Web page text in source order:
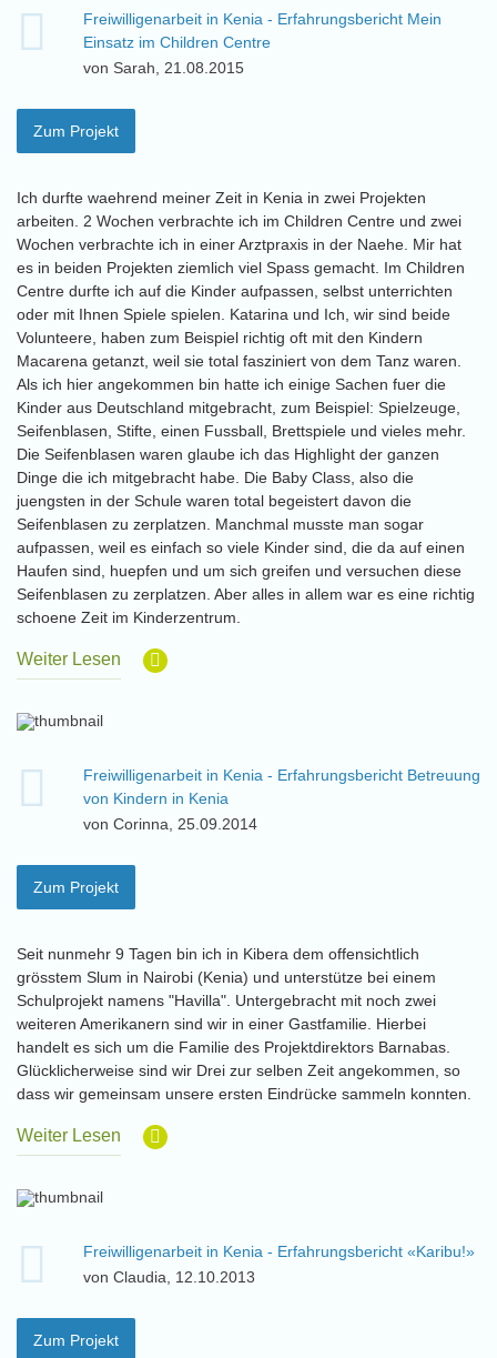
Freiwilligenarbeit in Kenia - Erfahrungsbericht Mein
Einsatz im Children Centre
von Sarah, 21.08.2015
Zum Projekt
Ich durfte waehrend meiner Zeit in Kenia in zwei Projekten
arbeiten. 2 Wochen verbrachte ich im Children Centre und zwei
Wochen verbrachte ich in einer Arztpraxis in der Naehe. Mir hat
es in beiden Projekten ziemlich viel Spass gemacht. Im Children
Centre durfte ich auf die Kinder aufpassen, selbst unterrichten
oder mit Ihnen Spiele spielen. Katarina und Ich, wir sind beide
Volunteere, haben zum Beispiel richtig oft mit den Kindern
Macarena getanzt, weil sie total fasziniert von dem Tanz waren.
Als ich hier angekommen bin hatte ich einige Sachen fuer die
Kinder aus Deutschland mitgebracht, zum Beispiel: Spielzeuge,
Seifenblasen, Stifte, einen Fussball, Brettspiele und vieles mehr.
Die Seifenblasen waren glaube ich das Highlight der ganzen
Dinge die ich mitgebracht habe. Die Baby Class, also die
juengsten in der Schule waren total begeistert davon die
Seifenblasen zu zerplatzen. Manchmal musste man sogar
aufpassen, weil es einfach so viele Kinder sind, die da auf einen
Haufen sind, huepfen und um sich greifen und versuchen diese
Seifenblasen zu zerplatzen. Aber alles in allem war es eine richtig
schoene Zeit im Kinderzentrum.
Weiter Lesen
Freiwilligenarbeit in Kenia - Erfahrungsbericht Betreuung
von Kindern in Kenia
von Corinna, 25.09.2014
Zum Projekt
Seit nunmehr 9 Tagen bin ich in Kibera dem offensichtlich
grösstem Slum in Nairobi (Kenia) und unterstütze bei einem
Schulprojekt namens "Havilla". Untergebracht mit noch zwei
weiteren Amerikanern sind wir in einer Gastfamilie. Hierbei
handelt es sich um die Familie des Projektdirektors Barnabas.
Glücklicherweise sind wir Drei zur selben Zeit angekommen, so
dass wir gemeinsam unsere ersten Eindrücke sammeln konnten.
Weiter Lesen
Freiwilligenarbeit in Kenia - Erfahrungsbericht «Karibu!»
von Claudia, 12.10.2013
Zum Projekt